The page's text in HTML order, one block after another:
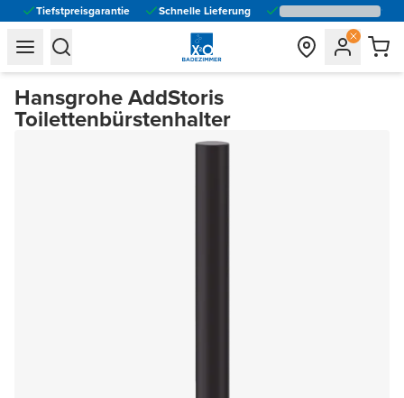
Tiefstpreisgarantie Schnelle Lieferung
general.navigation.toggle_menu.label
general.navigation.toggle_menu.label
Hansgrohe AddStoris
Toilettenbürstenhalter